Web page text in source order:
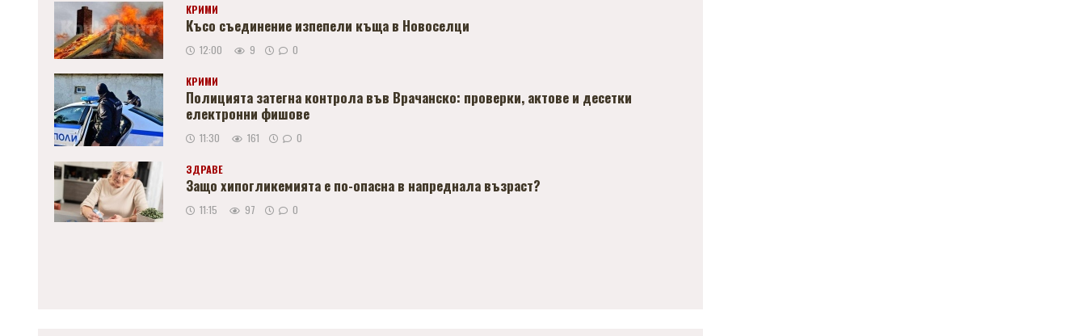
КРИМИ
Късо съединение изпепели къща в Новоселци
12:00 9 0
КРИМИ
Полицията затегна контрола във Врачанско: проверки, актове и десетки
електронни фишове
11:30 161 0
ЗДРАВЕ
Защо хипогликемията е по-опасна в напреднала възраст?
11:15 97 0